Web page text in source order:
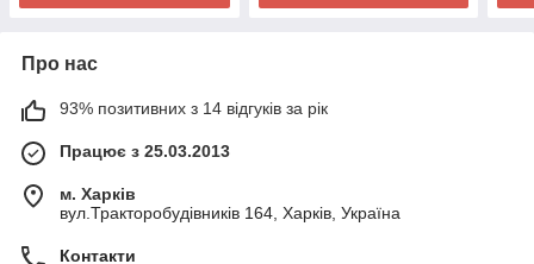
Про нас
93% позитивних з 14 відгуків за рік
Працює з 25.03.2013
м. Харків
вул.Тракторобудівників 164, Харків, Україна
Контакти